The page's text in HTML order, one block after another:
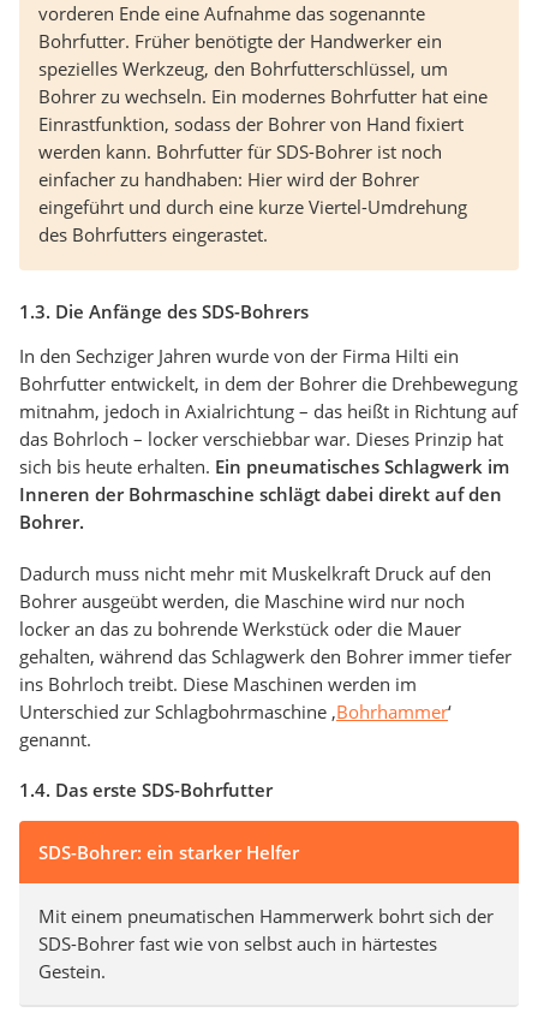
vorderen Ende eine Aufnahme das sogenannte
Bohrfutter. Früher benötigte der Handwerker ein
spezielles Werkzeug, den Bohrfutterschlüssel, um
Bohrer zu wechseln. Ein modernes Bohrfutter hat eine
Einrastfunktion, sodass der Bohrer von Hand fixiert
werden kann. Bohrfutter für SDS-Bohrer ist noch
einfacher zu handhaben: Hier wird der Bohrer
eingeführt und durch eine kurze Viertel-Umdrehung
des Bohrfutters eingerastet.
1.3. Die Anfänge des SDS-Bohrers
In den Sechziger Jahren wurde von der Firma Hilti ein
Bohrfutter entwickelt, in dem der Bohrer die Drehbewegung
mitnahm, jedoch in Axialrichtung – das heißt in Richtung auf
das Bohrloch – locker verschiebbar war. Dieses Prinzip hat
sich bis heute erhalten. Ein pneumatisches Schlagwerk im
Inneren der Bohrmaschine schlägt dabei direkt auf den
Bohrer.
Dadurch muss nicht mehr mit Muskelkraft Druck auf den
Bohrer ausgeübt werden, die Maschine wird nur noch
locker an das zu bohrende Werkstück oder die Mauer
gehalten, während das Schlagwerk den Bohrer immer tiefer
ins Bohrloch treibt. Diese Maschinen werden im
Unterschied zur Schlagbohrmaschine ‚Bohrhammer‘
genannt.
1.4. Das erste SDS-Bohrfutter
SDS-Bohrer: ein starker Helfer
Mit einem pneumatischen Hammerwerk bohrt sich der
SDS-Bohrer fast wie von selbst auch in härtestes
Gestein.